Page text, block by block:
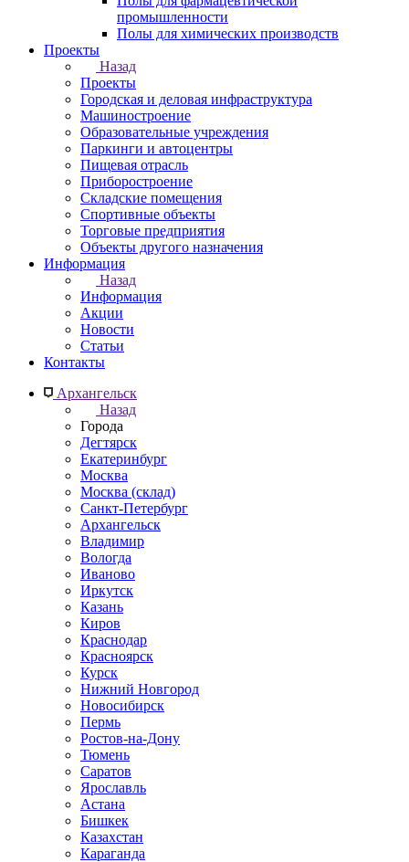
промышленности
Полы для химических производств
Проекты
Назад
Проекты
Городская и деловая инфраструктура
Машиностроение
Образовательные учреждения
Паркинги и автоцентры
Пищевая отрасль
Приборостроение
Складские помещения
Спортивные объекты
Торговые предприятия
Объекты другого назначения
Информация
Назад
Информация
Акции
Новости
Статьи
Контакты
Архангельск
Назад
Города
Дегтярск
Екатеринбург
Москва
Москва (склад)
Санкт-Петербург
Архангельск
Владимир
Вологда
Иваново
Иркутск
Казань
Киров
Краснодар
Красноярск
Курск
Нижний Новгород
Новосибирск
Пермь
Ростов-на-Дону
Тюмень
Саратов
Ярославль
Астана
Бишкек
Казахстан
Караганда